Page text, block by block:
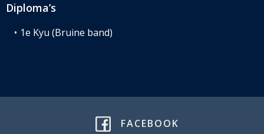
Diploma’s
1e Kyu (Bruine band)
FACEBOOK